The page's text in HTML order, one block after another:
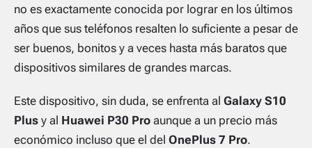
no es exactamente conocida por lograr en los últimos
años que sus teléfonos resalten lo suficiente a pesar de
ser buenos, bonitos y a veces hasta más baratos que
dispositivos similares de grandes marcas.
Este dispositivo, sin duda, se enfrenta al Galaxy S10
Plus y al Huawei P30 Pro aunque a un precio más
económico incluso que el del OnePlus 7 Pro.